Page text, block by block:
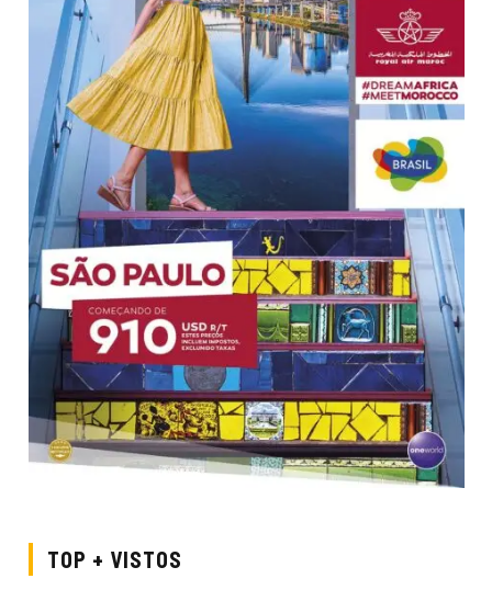
TOP + VISTOS